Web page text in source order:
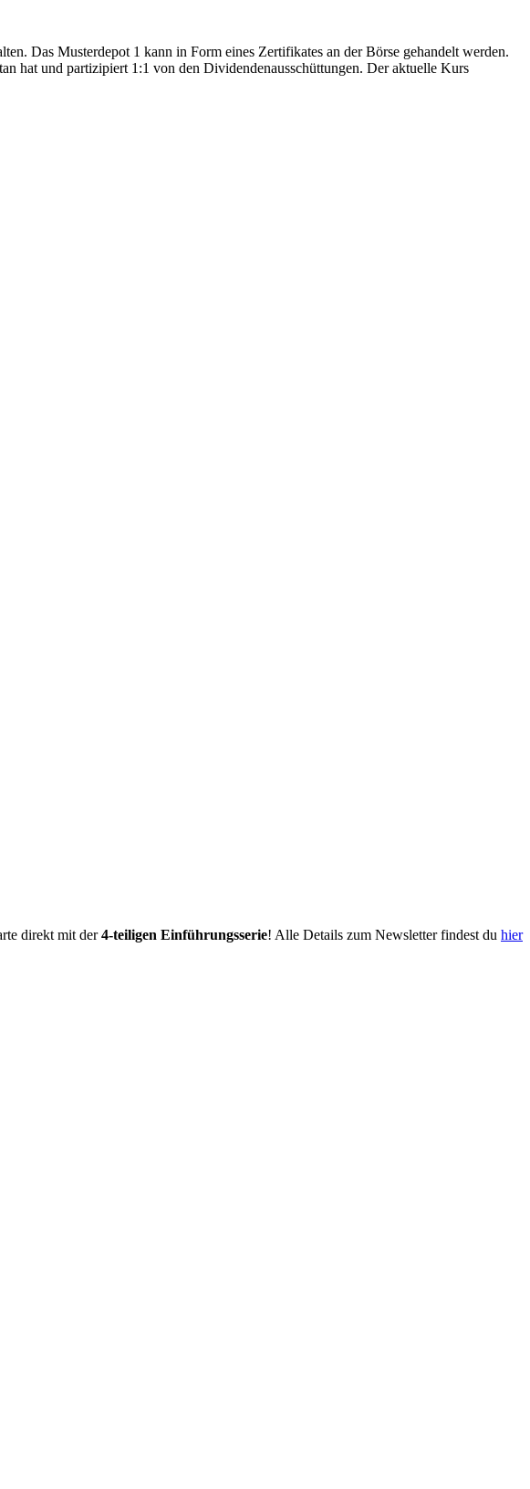
Das Musterdepot 1 kann in Form eines Zertifikates an der Börse gehandelt werden.
hat und partizipiert 1:1 von den Dividendenausschüttungen. Der aktuelle Kurs
direkt mit der4-teiligen Einführungsserie! Alle Details zum Newsletter findest du hier